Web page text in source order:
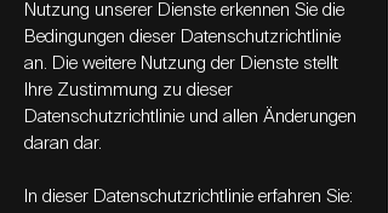
Nutzung unserer Dienste erkennen Sie die
Bedingungen dieser Datenschutzrichtlinie
an. Die weitere Nutzung der Dienste stellt
Ihre Zustimmung zu dieser
Datenschutzrichtlinie und allen Änderungen
daran dar.
In dieser Datenschutzrichtlinie erfahren Sie: